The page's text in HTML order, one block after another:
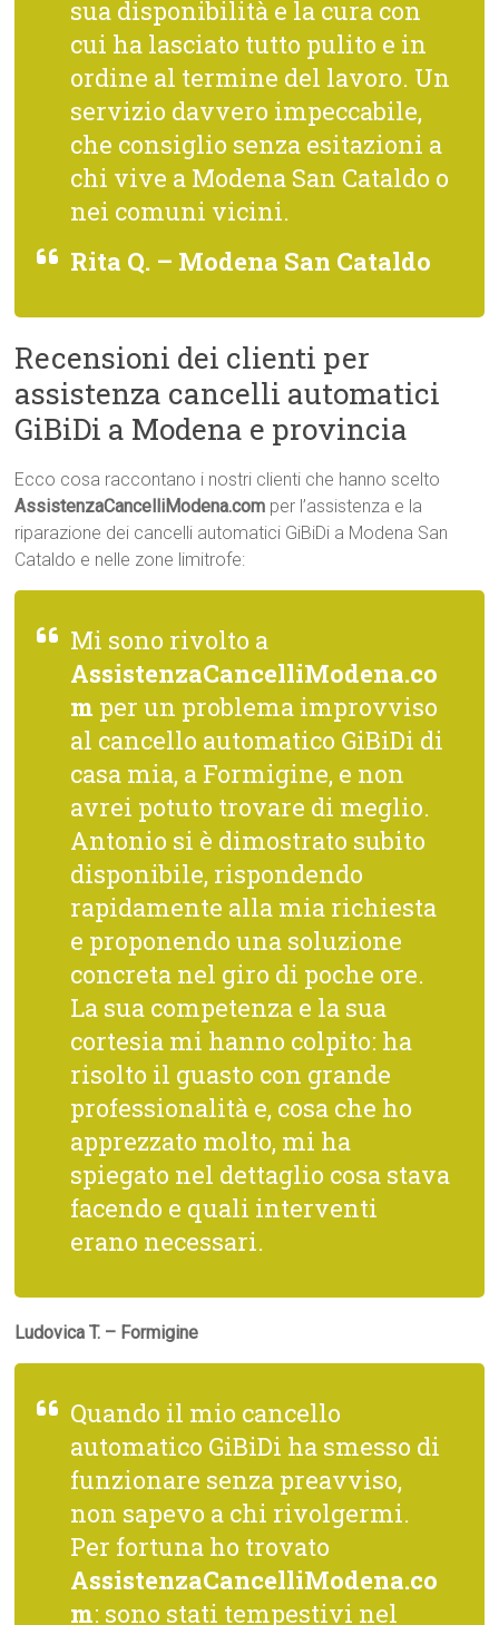
sua disponibilità e la cura con
cui ha lasciato tutto pulito e in
ordine al termine del lavoro. Un
servizio davvero impeccabile,
che consiglio senza esitazioni a
chi vive a Modena San Cataldo o
nei comuni vicini.
Rita Q. – Modena San Cataldo
Recensioni dei clienti per
assistenza cancelli automatici
GiBiDi a Modena e provincia
Ecco cosa raccontano i nostri clienti che hanno scelto
AssistenzaCancelliModena.com per l’assistenza e la
riparazione dei cancelli automatici GiBiDi a Modena San
Cataldo e nelle zone limitrofe:
Mi sono rivolto a
AssistenzaCancelliModena.co
m per un problema improvviso
al cancello automatico GiBiDi di
casa mia, a Formigine, e non
avrei potuto trovare di meglio.
Antonio si è dimostrato subito
disponibile, rispondendo
rapidamente alla mia richiesta
e proponendo una soluzione
concreta nel giro di poche ore.
La sua competenza e la sua
cortesia mi hanno colpito: ha
risolto il guasto con grande
professionalità e, cosa che ho
apprezzato molto, mi ha
spiegato nel dettaglio cosa stava
facendo e quali interventi
erano necessari.
Ludovica T. – Formigine
Quando il mio cancello
automatico GiBiDi ha smesso di
funzionare senza preavviso,
non sapevo a chi rivolgermi.
Per fortuna ho trovato
AssistenzaCancelliModena.co
m: sono stati tempestivi nel